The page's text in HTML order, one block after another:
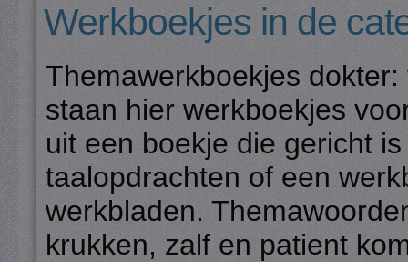
Werkboekjes in de
Themawerkboekjes
staan hier werkboekjes
uit een boekje die gericht
taalopdrachten of een
werkbladen.
krukken, zalf en patient